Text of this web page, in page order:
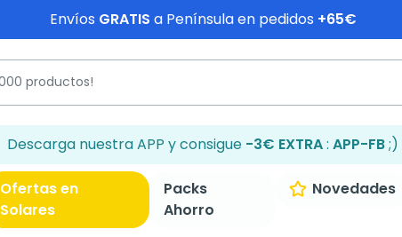
Envíos GRATIS a Península en pedidos +65€
Descarga nuestra APP y consigue -3€ EXTRA: APP-FB;)
Ofertas en
Solares
Packs
Ahorro
Novedades